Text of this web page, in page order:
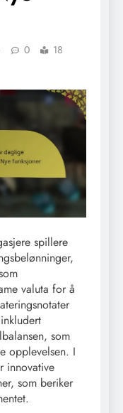
0
18
spillere
valuta for å
som
opplevelsen. I
innovative
som beriker